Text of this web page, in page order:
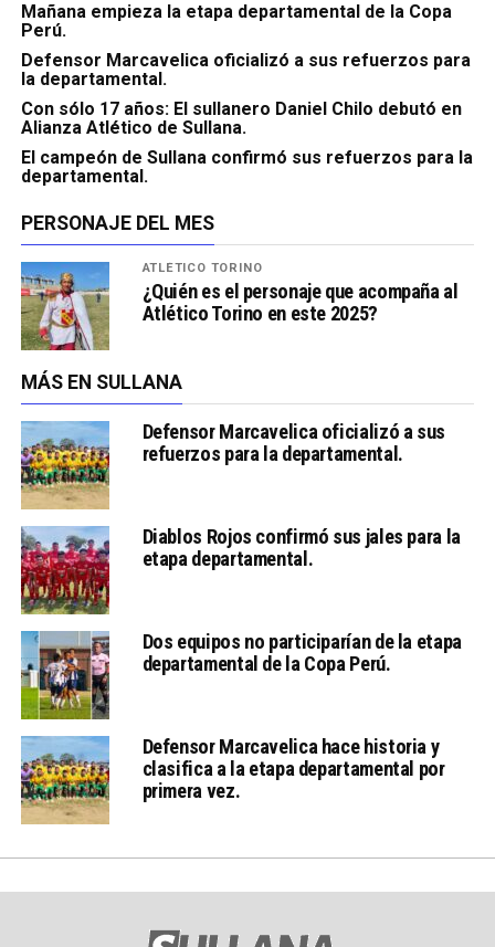
Mañana empieza la etapa departamental de la Copa
Perú.
Defensor Marcavelica oficializó a sus refuerzos para
la departamental.
Con sólo 17 años: El sullanero Daniel Chilo debutó en
Alianza Atlético de Sullana.
El campeón de Sullana confirmó sus refuerzos para la
departamental.
PERSONAJE DEL MES
ATLÉTICO TORINO
¿Quién es el personaje que acompaña al
Atlético Torino en este 2025?
MÁS EN SULLANA
Defensor Marcavelica oficializó a sus
refuerzos para la departamental.
Diablos Rojos confirmó sus jales para la
etapa departamental.
Dos equipos no participarían de la etapa
departamental de la Copa Perú.
Defensor Marcavelica hace historia y
clasifica a la etapa departamental por
primera vez.